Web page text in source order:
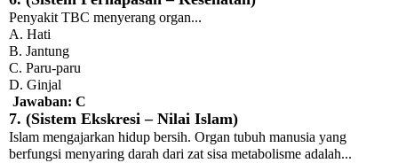
Penyakit TBC menyerang organ...
A. Hati
B. Jantung
C. Paru-paru
D. Ginjal
Jawaban: C
7. (Sistem Ekskresi – Nilai Islam)
Islam mengajarkan hidup bersih. Organ tubuh manusia yang
berfungsi menyaring darah dari zat sisa metabolisme adalah...